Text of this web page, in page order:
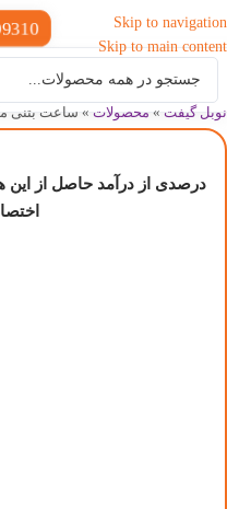
Skip to navigation
Skip to main content
نوبل گیفت » محصولات » ساعت بتنی
درصدی از درآمد حاصل از این